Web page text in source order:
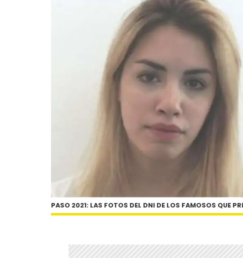
PASO 2021: LAS FOTOS DEL DNI DE LOS FAMOSOS QUE